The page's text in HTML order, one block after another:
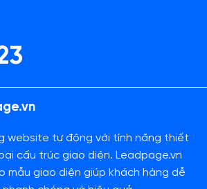
website tự động với tính năng thiết
cấu trúc giao diện. Leadpage.vn
mẫu giao diện giúp khách hàng dễ